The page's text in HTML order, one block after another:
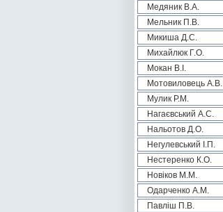
Медяник В.А.
Мельник П.В.
Микиша Д.С.
Михайлюк Г.О.
Мокан В.І.
Мотовиловець А.В.
Мулик Р.М.
Нагаєвський А.С.
Нальотов Д.О.
Негулевський І.П.
Нестеренко К.О.
Новіков М.М.
Одарченко А.М.
Павліш П.В.